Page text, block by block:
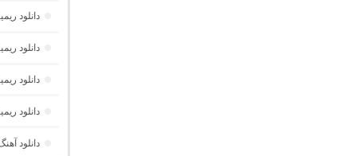
دانلود
دانلود ریمیکس ریورب 4 از
دانلود
دانلود ریمیکس تابستون
دانلود